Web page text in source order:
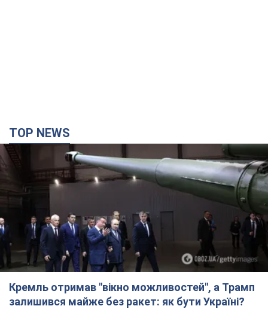
TOP NEWS
Кремль отримав "вікно можливостей", а Трамп
залишився майже без ракет: як бути Україні?